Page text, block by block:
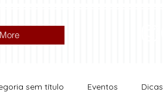
More
sem título Eventos